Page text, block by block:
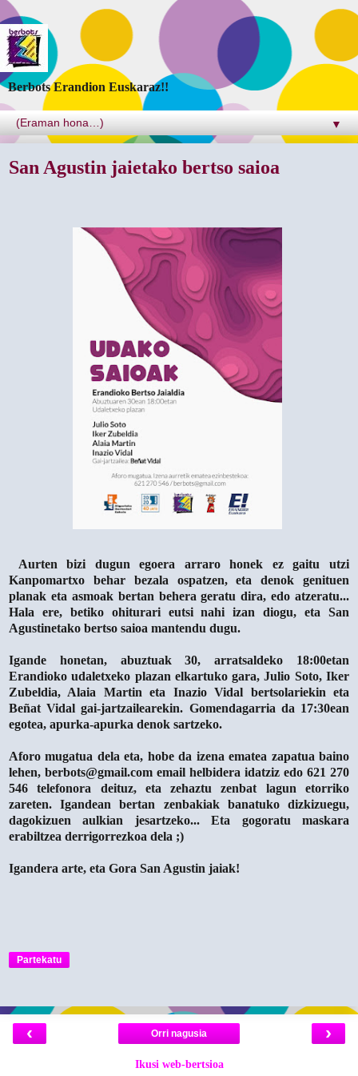
Berbots Erandion Euskaraz!!
▼
San Agustin jaietako bertso saioa
Aurten bizi dugun egoera arraro honek ez gaitu utzi
Kanpomartxo behar bezala ospatzen, eta denok genituen
planak eta asmoak bertan behera geratu dira, edo atzeratu...
Hala ere, betiko ohiturari eutsi nahi izan diogu, eta San
Agustinetako bertso saioa mantendu dugu.
Igande honetan, abuztuak 30, arratsaldeko 18:00etan
Erandioko udaletxeko plazan elkartuko gara, Julio Soto, Iker
Zubeldia, Alaia Martin eta Inazio Vidal bertsolariekin eta
Beñat Vidal gai-jartzailearekin. Gomendagarria da 17:30ean
egotea, apurka-apurka denok sartzeko.
Aforo mugatua dela eta, hobe da izena ematea zapatua baino
lehen, berbots@gmail.com email helbidera idatziz edo 621 270
546 telefonora deituz, eta zehaztu zenbat lagun etorriko
zareten. Igandean bertan zenbakiak banatuko dizkizuegu,
dagokizuen aulkian jesartzeko... Eta gogoratu maskara
erabiltzea derrigorrezkoa dela ;)
Igandera arte, eta Gora San Agustin jaiak!
Partekatu
‹ ›
Orri nagusia
Ikusi web-bertsioa